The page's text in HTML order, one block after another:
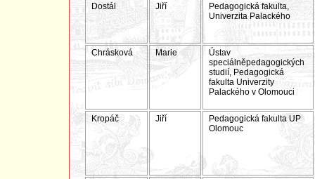
Dostál
Jiří
Pedagogická fakulta,
Univerzita Palackého
Chrásková Marie
Ústav
speciálněpedagogických
studií, Pedagogická
fakulta Univerzity
Palackého v Olomouci
Kropáč Jiří
Pedagogická fakulta UP
Olomouc